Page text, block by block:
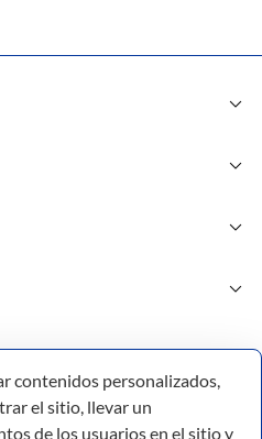
keyboard_arrow_down
keyboard_arrow_down
keyboard_arrow_down
keyboard_arrow_down
contenidos personalizados,
el sitio, llevar un
de los usuarios en el sitio y